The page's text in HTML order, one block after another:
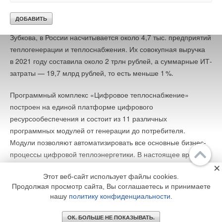
автоматизации основных бизнес-процессов
ресурсоснабжающих организаций. По словам Антона
Зубкова, в России насчитывается около 4,7 тыс. предприятий
теплогенерации и теплоснабжения. Их совокупная выручка
в 2021 году составила около 2 трлн рублей, а суммарные ИТ-
затраты — 19,7 млрд рублей, то есть меньше 1%.
Программный комплекс «Цифровое теплоснабжение»
построен на единой платформе цифрового
ресурсообеспечения и состоит из 11 различных
программных модулей от генерации до потребителя.
Модули позволяют автоматизировать все основные бизнес-
процессы цифровой теплоэнергетики. В настоящее время 6
модулей из 11 готовы к внедрению. Часть уже внедрены
и эксплуатируются на предприятиях АО «Русатом
Инфраструктурные решения» в Северске, Краснокаменске,
на ООО «Тепловодоканал» в Глазове. Готовность всех
модулей планируется на 2022–2023 годы.
основные сборочные части одной горелки: корпус, крышка,
колпак, фланец двигателя, фланец воздухозаборника.
Читайте по теме:
Механический движитель промышленной горелки
Алексей
Это как ВАЗ среди контроллеров, работает также, через раз. (((
Комментарий полезен?
ДА НЕТ
Добавить комментарий
Ваше имя *
Ваш E-mail *
Текст комментария
Главное
Библиотека
Подписка
Реклама
Информация
© 2002 - 2026 OOO Издательский дом «МЕДИА ТЕХНОЛОДЖИ» +7 (495) 665-00-
Этот веб-сайт использует файлы cookies.
Продолжая просмотр сайта, Вы соглашаетесь и принимаете
нашу политику конфиденциальности
ОК. БОЛЬШЕ НЕ ПОКАЗЫВАТЬ.
×